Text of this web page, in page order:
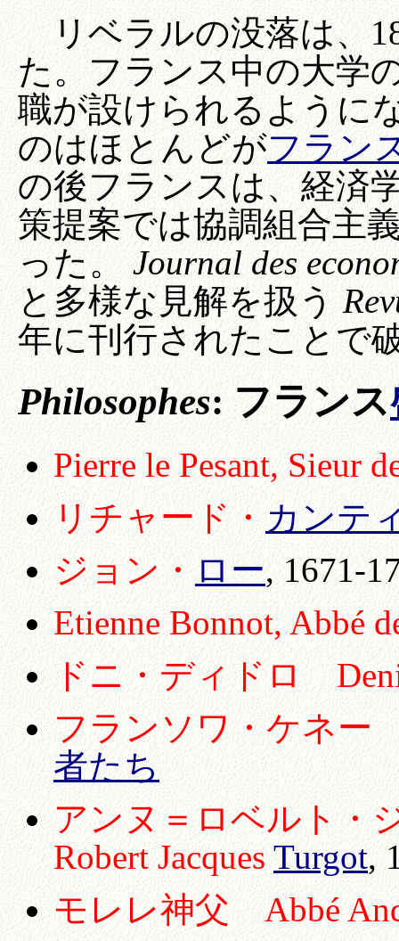
リベラルの没落は、
た。フランス中の大学
職が設けられるように
のはほとんどがフラン
の後フランスは、経済
策提案では協調組合主
った。Journal des
と多様な見解を扱う
年に刊行されたことで
Philosophes: フランス
Pierre le Pesant, Sieur
リチャード・カンテ
ジョン・ロー, 1671-
Etienne Bonnot, Abbé
ドニ・ディドロ
フランソワ・ケネー
者たち
アンヌ＝ロベルト・
Robert JacquesTurgot,
モレレ神父 Abbé